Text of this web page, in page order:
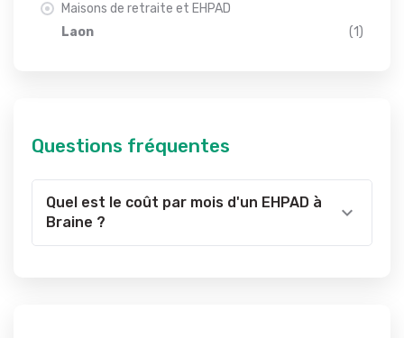
Maisons de retraite et EHPAD
Laon
(1)
Questions fréquentes
Quel est le coût par mois d'un EHPAD à
Braine ?